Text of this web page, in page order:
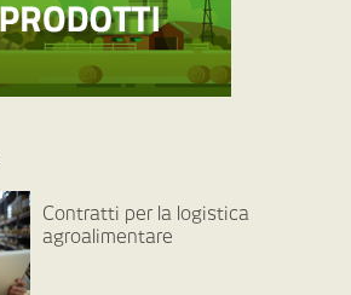
Contratti per la logistica
agroalimentare